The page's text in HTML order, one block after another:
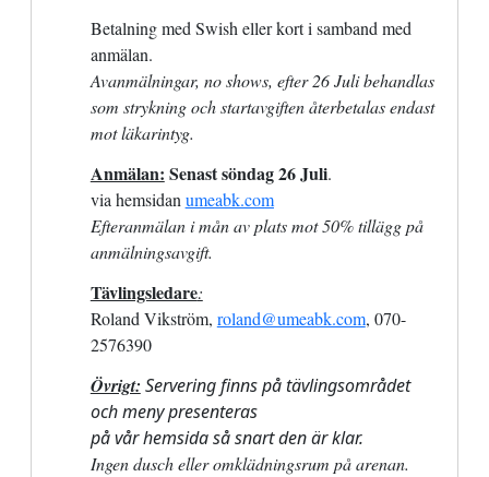
Betalning med Swish eller kort i samband med
anmälan.
Avanmälningar, no shows, efter26 Julibehandlas
som strykning och startavgiften återbetalas endast
mot läkarintyg.
Anmälan: Senast söndag26 Juli.
via hemsidan umeabk.com
Efteranmälan i mån av plats mot 50% tillägg på
anmälningsavgift.
Tävlingsledare:
Roland Vikström, roland@umeabk.com, 070-
2576390
Övrigt: Servering finns på tävlingsområdet
och meny presenteras
på vår hemsida så snart den är klar.
Ingen dusch eller omklädningsrum på arenan.